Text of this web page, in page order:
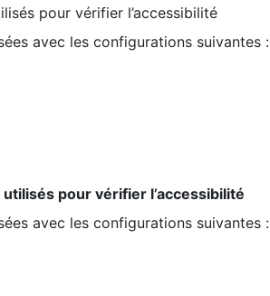
pour vérifier l’accessibilité
avec les configurations suivantes :
pour vérifier l’accessibilité
avec les configurations suivantes :